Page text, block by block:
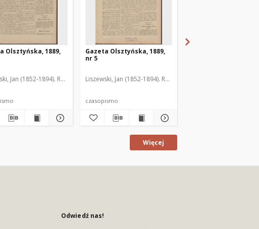
Olsztyńska, 1889,
Jan (1852-1894). Red.
Gazeta Olsztyńska, 1889,
nr 5
Liszewski, Jan (1852-1894). Red.
czasopismo
Więcej
Odwiedź nas!